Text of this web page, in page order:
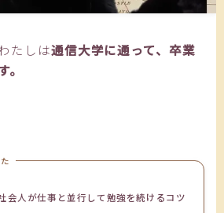
たしは通信大学に通って、卒業
会人が仕事と並行して勉強を続けるコツ